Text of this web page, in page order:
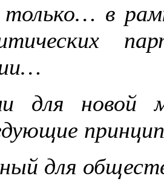
только… в
для новой
для